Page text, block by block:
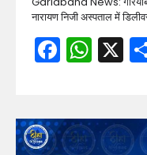
नारायण निजी अस्पताल में
X